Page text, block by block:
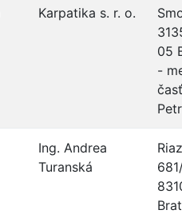
Karpatika s. r. o.
05
-
časť
Ing. Andrea
Turanská